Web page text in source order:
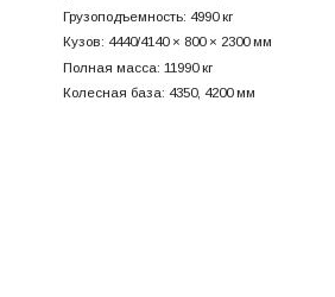
Грузоподъемность: 4990 кг
Кузов: 4440/4140 × 800 × 2300 мм
Полная масса: 11990 кг
Колесная база: 4350, 4200 мм